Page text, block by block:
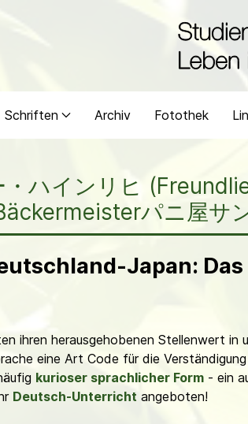
Schriften Archiv Fotothek
ハインリヒ
パニ屋サ
Japan:
ihren herausgehobenen Stellenwert in
eine Art Code für die
kurioser sprachlicher Form - ein
Deutsch-Unterricht angeboten!